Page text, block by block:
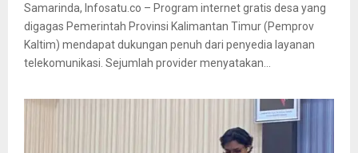
Samarinda, Infosatu.co – Program internet gratis desa yang
digagas Pemerintah Provinsi Kalimantan Timur (Pemprov
Kaltim) mendapat dukungan penuh dari penyedia layanan
telekomunikasi. Sejumlah provider menyatakan...